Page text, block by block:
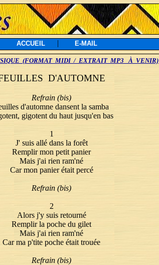
ACCUEIL | E-MAIL
(FORMAT MIDI / EXTRAIT MP3 À VENIR)
D'AUTOMNE
Refrain (bis)
d'automne dansent la samba
gigotent du haut jusqu'en bas
1
J' suis allé dans la forêt
Remplir mon petit panier
Mais j'ai rien ram'né
Car mon panier était percé
Refrain (bis)
2
Alors j'y suis retourné
Remplir la poche du gilet
Mais j'ai rien ram'né
Car ma p'tite poche était trouée
Refrain (bis)